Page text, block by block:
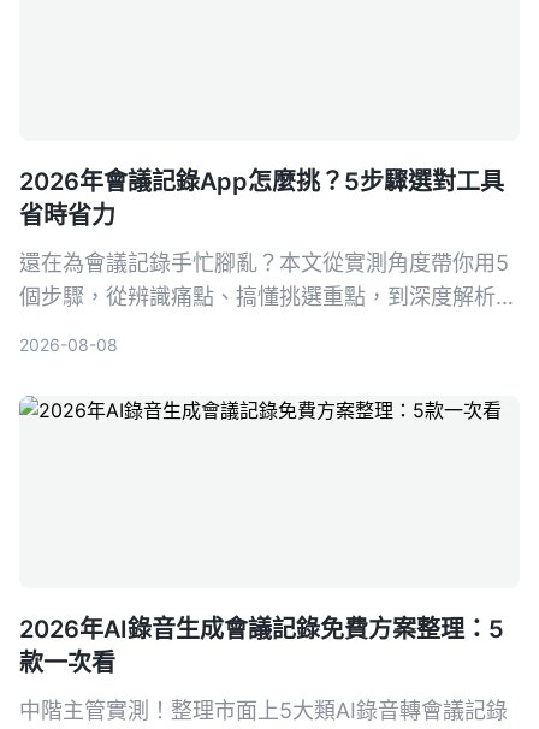
2026年會議記錄App怎麼挑？5步驟選對工具
省時省力
還在為會議記錄手忙腳亂？本文從實測角度帶你用5
個步驟，從辨識痛點、搞懂挑選重點，到深度解析首
的會議記錄幫手，再也不怕漏掉關鍵決策。
2026-08-08
2026年AI錄音生成會議記錄免費方案整理：5
款一次看
中階主管實測！整理市面上5大類AI錄音轉會議記錄